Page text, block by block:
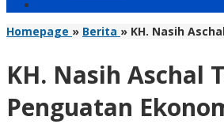
Homepage » Berita » KH. Nasih
KH. Nasih Aschal
Penguatan